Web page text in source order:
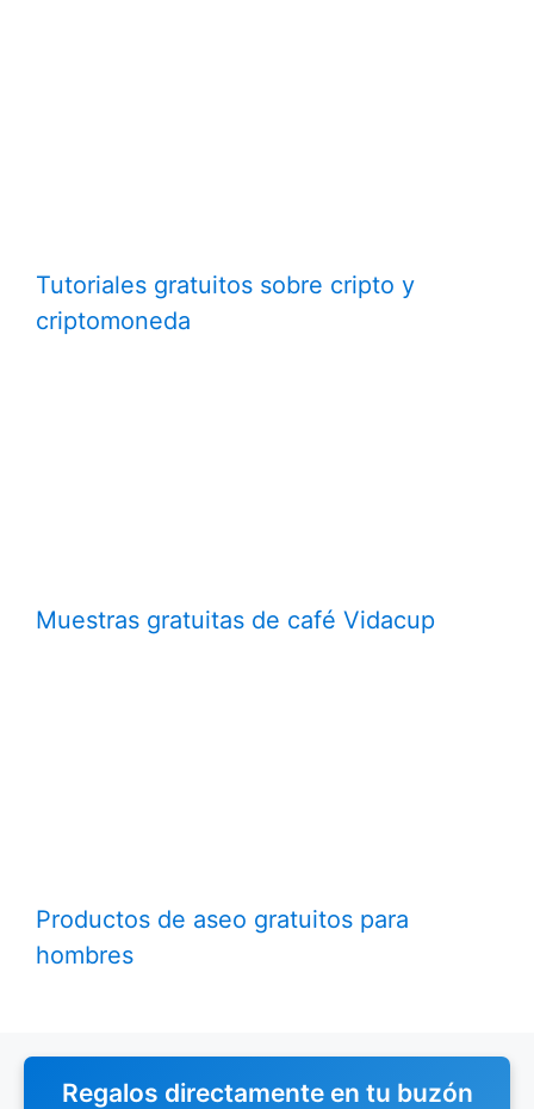
Tutoriales gratuitos sobre cripto y
criptomoneda
Muestras gratuitas de café Vidacup
Productos de aseo gratuitos para
hombres
Regalos directamente en tu buzón